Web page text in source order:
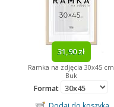
31,90 zł
Ramka na zdjęcia 30x45 cm
Buk
Format